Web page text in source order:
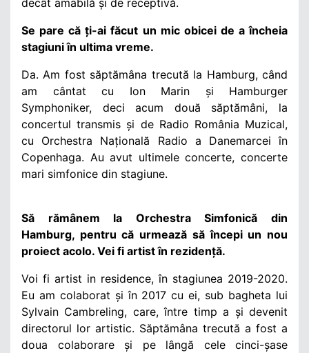
Se pare că ți-ai făcut un mic obicei de a încheia
stagiuni în ultima vreme.
Da. Am fost săptămâna trecută la Hamburg, când
am cântat cu Ion Marin și Hamburger
Symphoniker, deci acum două săptămâni, la
concertul transmis și de Radio România Muzical,
cu Orchestra Națională Radio a Danemarcei în
Copenhaga. Au avut ultimele concerte, concerte
mari simfonice din stagiune.
Să rămânem la Orchestra Simfonică din
Hamburg, pentru că urmează să începi un nou
proiect acolo. Vei fi artist în rezidență.
Voi fi artist in residence, în stagiunea 2019-2020.
Eu am colaborat și în 2017 cu ei, sub bagheta lui
Sylvain Cambreling, care, între timp a și devenit
directorul lor artistic. Săptămâna trecută a fost a
doua colaborare și pe lângă cele cinci-șase